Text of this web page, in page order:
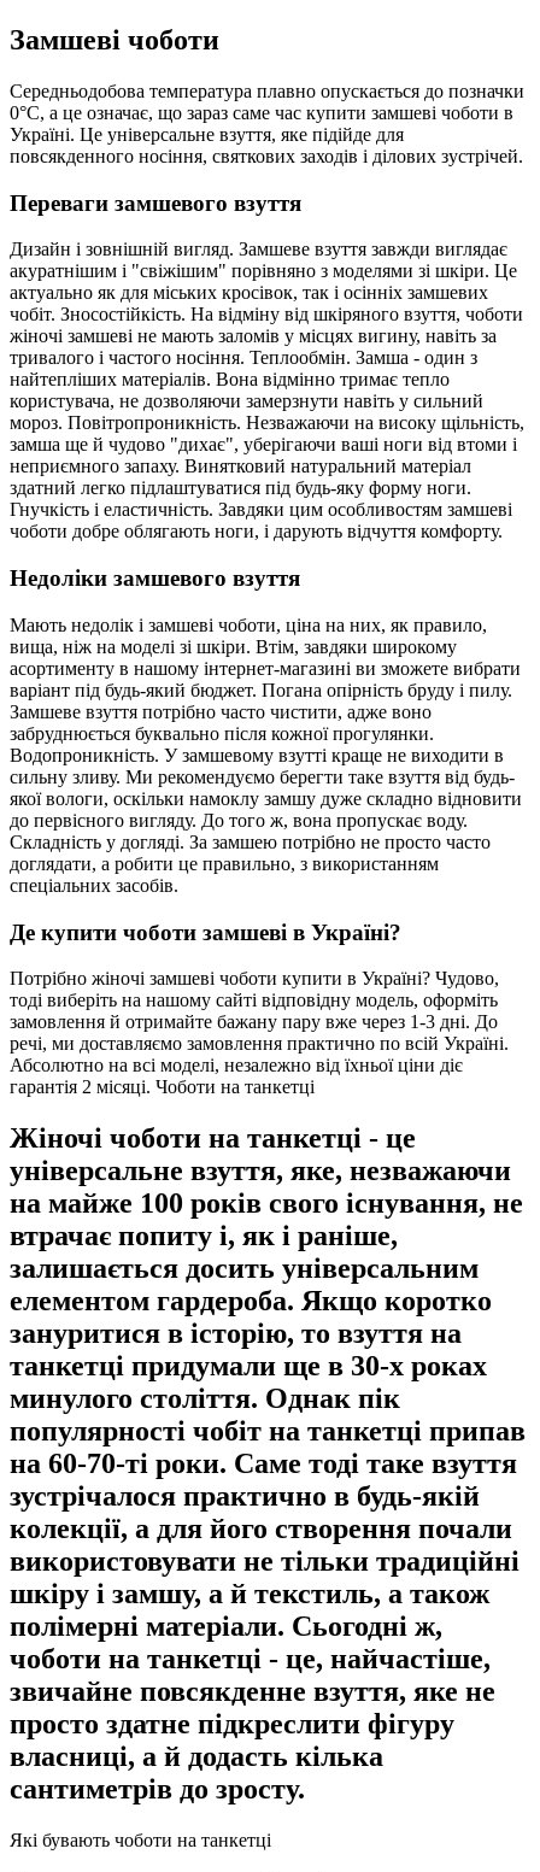
Замшеві чоботи
Середньодобова температура плавно опускається до позначки
0°С, а це означає, що зараз саме час купити замшеві чоботи в
Україні. Це універсальне взуття, яке підійде для
повсякденного носіння, святкових заходів і ділових зустрічей.
Переваги замшевого взуття
Дизайн і зовнішній вигляд. Замшеве взуття завжди виглядає
акуратнішим і "свіжішим" порівняно з моделями зі шкіри. Це
актуально як для міських кросівок, так і осінніх замшевих
чобіт. Зносостійкість. На відміну від шкіряного взуття, чоботи
жіночі замшеві не мають заломів у місцях вигину, навіть за
тривалого і частого носіння. Теплообмін. Замша - один з
найтепліших матеріалів. Вона відмінно тримає тепло
користувача, не дозволяючи замерзнути навіть у сильний
мороз. Повітропроникність. Незважаючи на високу щільність,
замша ще й чудово "дихає", уберігаючи ваші ноги від втоми і
неприємного запаху. Винятковий натуральний матеріал
здатний легко підлаштуватися під будь-яку форму ноги.
Гнучкість і еластичність. Завдяки цим особливостям замшеві
чоботи добре облягають ноги, і дарують відчуття комфорту.
Недоліки замшевого взуття
Мають недолік і замшеві чоботи, ціна на них, як правило,
вища, ніж на моделі зі шкіри. Втім, завдяки широкому
асортименту в нашому інтернет-магазині ви зможете вибрати
варіант під будь-який бюджет. Погана опірність бруду і пилу.
Замшеве взуття потрібно часто чистити, адже воно
забруднюється буквально після кожної прогулянки.
Водопроникність. У замшевому взутті краще не виходити в
сильну зливу. Ми рекомендуємо берегти таке взуття від будь-
якої вологи, оскільки намоклу замшу дуже складно відновити
до первісного вигляду. До того ж, вона пропускає воду.
Складність у догляді. За замшею потрібно не просто часто
доглядати, а робити це правильно, з використанням
спеціальних засобів.
Де купити чоботи замшеві в Україні?
Потрібно жіночі замшеві чоботи купити в Україні? Чудово,
тоді виберіть на нашому сайті відповідну модель, оформіть
замовлення й отримайте бажану пару вже через 1-3 дні. До
речі, ми доставляємо замовлення практично по всій Україні.
Абсолютно на всі моделі, незалежно від їхньої ціни діє
гарантія 2 місяці. Чоботи на танкетці
Жіночі чоботи на танкетці - це
універсальне взуття, яке, незважаючи
на майже 100 років свого існування, не
втрачає попиту і, як і раніше,
залишається досить універсальним
елементом гардероба. Якщо коротко
зануритися в історію, то взуття на
танкетці придумали ще в 30-х роках
минулого століття. Однак пік
популярності чобіт на танкетці припав
на 60-70-ті роки. Саме тоді таке взуття
зустрічалося практично в будь-якій
колекції, а для його створення почали
використовувати не тільки традиційні
шкіру і замшу, а й текстиль, а також
полімерні матеріали. Сьогодні ж,
чоботи на танкетці - це, найчастіше,
звичайне повсякденне взуття, яке не
просто здатне підкреслити фігуру
власниці, а й додасть кілька
сантиметрів до зросту.
Які бувають чоботи на танкетці